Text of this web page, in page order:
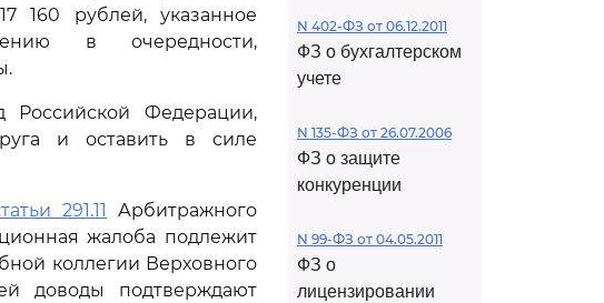
рублей, указанное
в очередности,
Федерации,
и оставить в силе
291.11
Арбитражного
жалоба подлежит
коллегии Верховного
доводы подтверждают
N 402-ФЗ от 06.12.2011
ФЗ о бухгалтерском
учете
N 135-ФЗ от 26.07.2006
ФЗ о защите
конкуренции
N 99-ФЗ от 04.05.2011
ФЗ о
лицензировании